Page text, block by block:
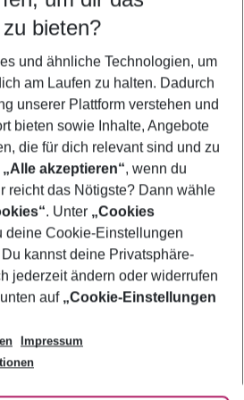
5-8 Nächte
Kinder
Filter anzeigen
bieten?
und ähnliche Technologien, um
am Laufen zu halten. Dadurch
unserer Plattform verstehen und
bieten sowie Inhalte, Angebote
die für dich relevant sind und zu
„Alle akzeptieren“, wenn du
reicht das Nötigste? Dann wähle
. Unter „Cookies
deine Cookie-Einstellungen
kannst deine Privatsphäre-
jederzeit ändern oder widerrufen
auf „Cookie-Einstellungen
Impressum